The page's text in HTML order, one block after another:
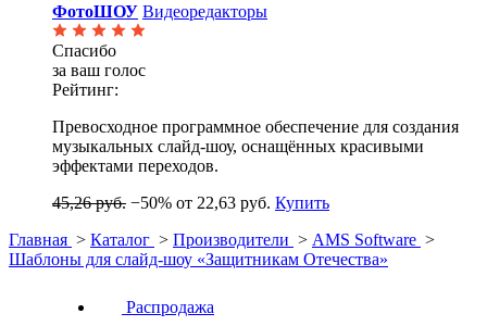
ФотоШОУ Видеоредакторы
Спасибо
за ваш голос
Рейтинг:
Превосходное программное обеспечение для создания
музыкальных слайд-шоу, оснащённых красивыми
эффектами переходов.
45,26 руб. −50% от 22,63 руб. Купить
Главная > Каталог > Производители > AMS Software >
Шаблоны для слайд-шоу «Защитникам Отечества»
Распродажа